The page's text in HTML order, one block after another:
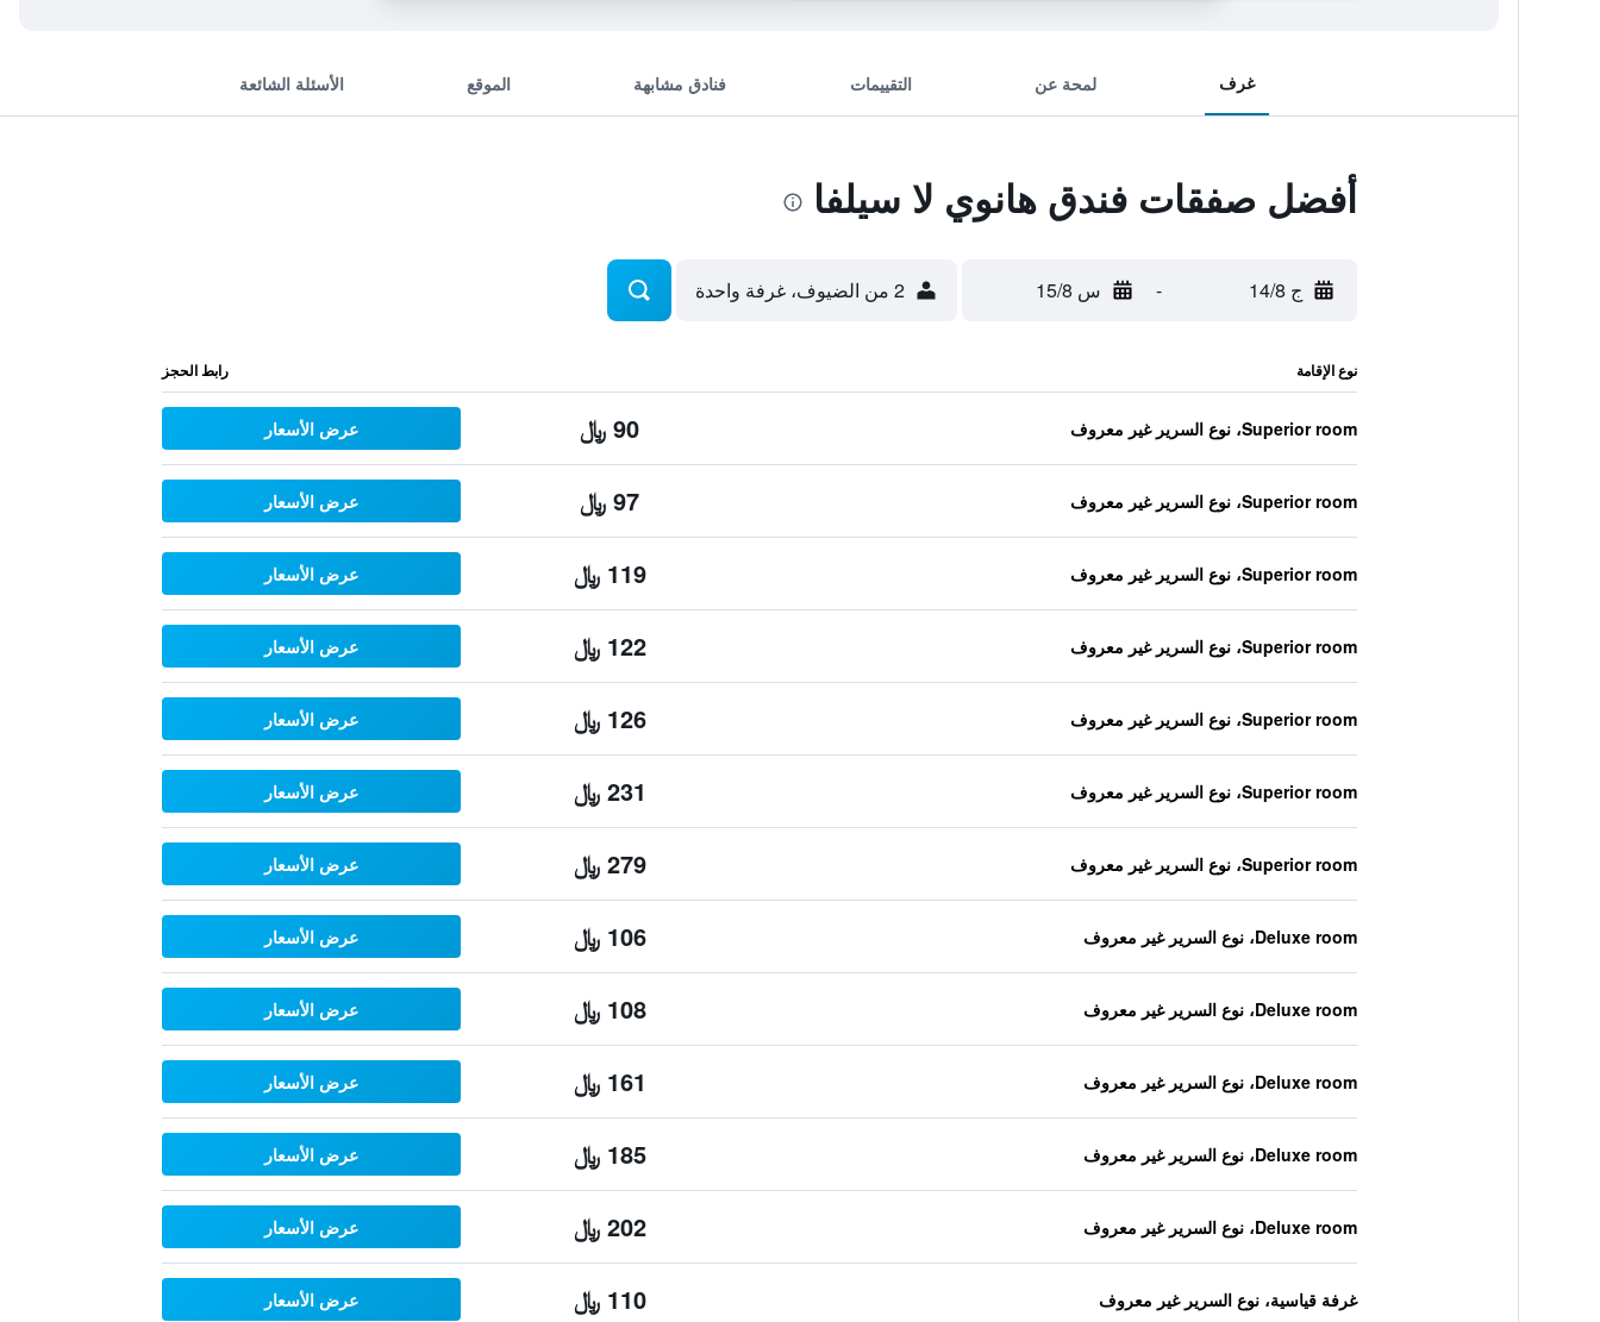
غرف لمحة عن التقييمات فنادق مشابهة الموقع الأسئلة الشائعة
أفضل صفقات فندق هانوي لا سيلفا
ج 14/8 - س 15/8 2 من الضيوف، غرفة واحدة
نوع الإقامة رابط الحجز
Superior room، نوع السرير غير معروف 90 ﷼ عرض الأسعار
Superior room، نوع السرير غير معروف 97 ﷼ عرض الأسعار
Superior room، نوع السرير غير معروف 119 ﷼ عرض الأسعار
Superior room، نوع السرير غير معروف 122 ﷼ عرض الأسعار
Superior room، نوع السرير غير معروف 126 ﷼ عرض الأسعار
Superior room، نوع السرير غير معروف 231 ﷼ عرض الأسعار
Superior room، نوع السرير غير معروف 279 ﷼ عرض الأسعار
Deluxe room، نوع السرير غير معروف 106 ﷼ عرض الأسعار
Deluxe room، نوع السرير غير معروف 108 ﷼ عرض الأسعار
Deluxe room، نوع السرير غير معروف 161 ﷼ عرض الأسعار
Deluxe room، نوع السرير غير معروف 185 ﷼ عرض الأسعار
Deluxe room، نوع السرير غير معروف 202 ﷼ عرض الأسعار
غرفة قياسية، نوع السرير غير معروف 110 ﷼ عرض الأسعار